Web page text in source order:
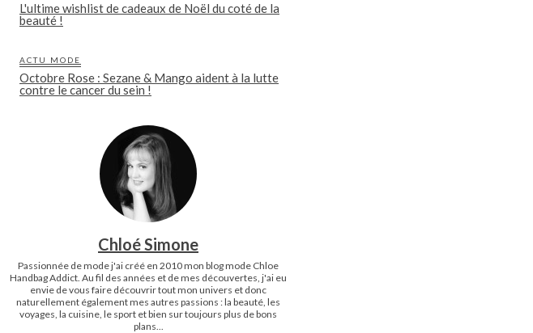
L'ultime wishlist de cadeaux de Noël du coté de la
beauté !
ACTU MODE
Octobre Rose : Sezane & Mango aident à la lutte
contre le cancer du sein !
Chloé Simone
Passionnée de mode j'ai créé en 2010 mon blog mode Chloe
Handbag Addict. Au fil des années et de mes découvertes, j'ai eu
envie de vous faire découvrir tout mon univers et donc
naturellement également mes autres passions : la beauté, les
voyages, la cuisine, le sport et bien sur toujours plus de bons
plans...